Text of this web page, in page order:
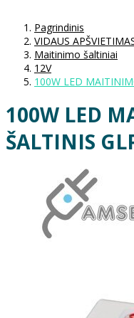
Pagrindinis
VIDAUS
Maitinimo šaltiniai
12V
100W LED
100W LED
ŠALTINIS